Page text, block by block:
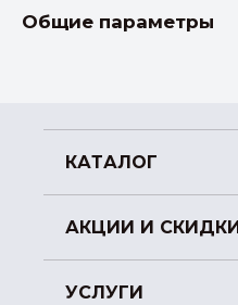
Общие параметры
КАТАЛОГ
АКЦИИ И СКИДКИ
УСЛУГИ